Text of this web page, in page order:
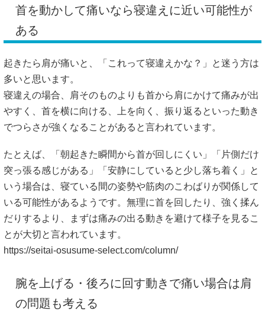
首を動かして痛いなら寝違えに近い可能性が
ある
起きたら肩が痛いと、「これって寝違えかな？」と迷う方は
多いと思います。
寝違えの場合、肩そのものよりも首から肩にかけて痛みが出
やすく、首を横に向ける、上を向く、振り返るといった動き
でつらさが強くなることがあると言われています。
たとえば、「朝起きた瞬間から首が回しにくい」「片側だけ
突っ張る感じがある」「安静にしていると少し落ち着く」と
いう場合は、寝ている間の姿勢や筋肉のこわばりが関係して
いる可能性があるようです。無理に首を回したり、強く揉ん
だりするより、まずは痛みの出る動きを避けて様子を見るこ
とが大切と言われています。
https://seitai-osusume-select.com/column/
腕を上げる・後ろに回す動きで痛い場合は肩
の問題も考える